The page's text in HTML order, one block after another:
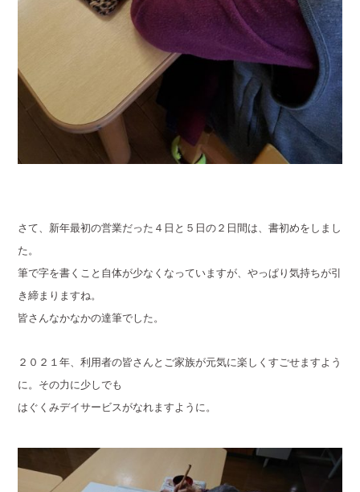
さて、新年最初の営業だった４日と５日の２日間は、書初めをしまし
た。
筆で字を書くこと自体が少なくなっていますが、やっぱり気持ちが引
き締まりますね。
皆さんなかなかの達筆でした。
２０２１年、利用者の皆さんとご家族が元気に楽しくすごせますよう
に。その力に少しでも
はぐくみデイサービスがなれますように。